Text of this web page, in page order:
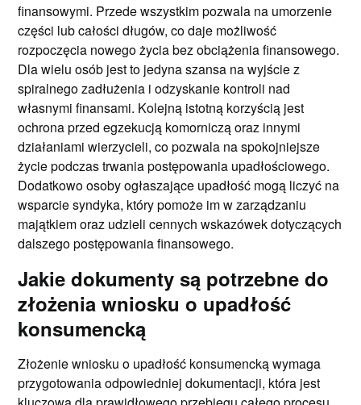
finansowymi. Przede wszystkim pozwala na umorzenie
części lub całości długów, co daje możliwość
rozpoczęcia nowego życia bez obciążenia finansowego.
Dla wielu osób jest to jedyna szansa na wyjście z
spiralnego zadłużenia i odzyskanie kontroli nad
własnymi finansami. Kolejną istotną korzyścią jest
ochrona przed egzekucją komorniczą oraz innymi
działaniami wierzycieli, co pozwala na spokojniejsze
życie podczas trwania postępowania upadłościowego.
Dodatkowo osoby ogłaszające upadłość mogą liczyć na
wsparcie syndyka, który pomoże im w zarządzaniu
majątkiem oraz udzieli cennych wskazówek dotyczących
dalszego postępowania finansowego.
Jakie dokumenty są potrzebne do
złożenia wniosku o upadłość
konsumencką
Złożenie wniosku o upadłość konsumencką wymaga
przygotowania odpowiedniej dokumentacji, która jest